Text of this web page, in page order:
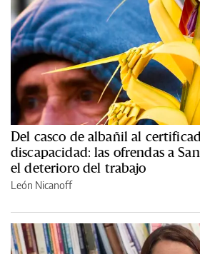
Del casco de albañil al
discapacidad: las ofrendas a
el deterioro del trabajo
León Nicanoff